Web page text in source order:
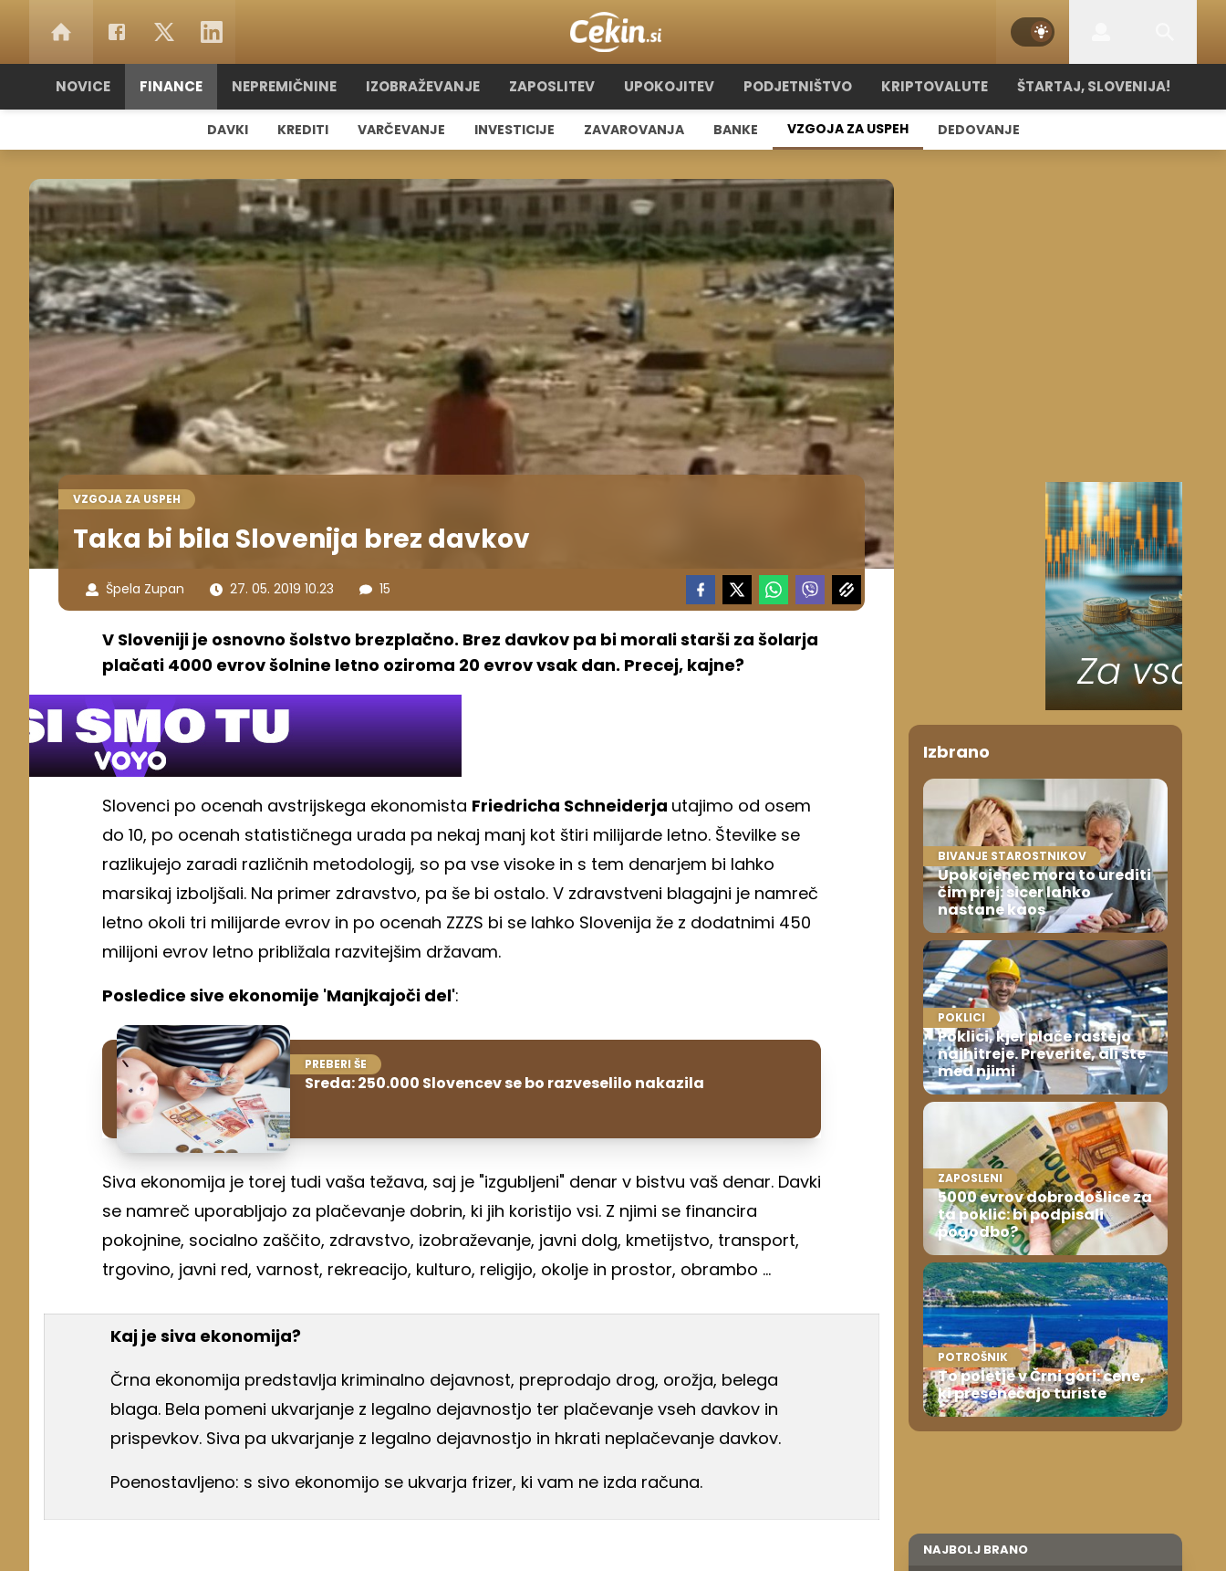
NOVICE FINANCE NEPREMIČNINE IZOBRAŽEVANJE ZAPOSLITEV UPOKOJITEV PODJETNIŠTVO KRIPTOVALUTE ŠTARTAJ, SLOVENIJA!
DAVKI KREDITI VARČEVANJE INVESTICIJE ZAVAROVANJA BANKE VZGOJA ZA USPEH DEDOVANJE
VZGOJA ZA USPEH
Taka bi bila Slovenija brez davkov
Špela Zupan 27. 05. 2019 10.23 15
V Sloveniji je osnovno šolstvo brezplačno. Brez davkov pa bi morali starši za šolarja
plačati 4000 evrov šolnine letno oziroma 20 evrov vsak dan. Precej, kajne?
Slovenci po ocenah avstrijskega ekonomista Friedricha Schneiderja utajimo od osem
do 10, po ocenah statističnega urada pa nekaj manj kot štiri milijarde letno. Številke se
razlikujejo zaradi različnih metodologij, so pa vse visoke in s tem denarjem bi lahko
marsikaj izboljšali. Na primer zdravstvo, pa še bi ostalo. V zdravstveni blagajni je namreč
letno okoli tri milijarde evrov in po ocenah ZZZS bi se lahko Slovenija že z dodatnimi 450
milijoni evrov letno približala razvitejšim državam.
Posledice sive ekonomije 'Manjkajoči del':
PREBERI ŠE
Sreda: 250.000 Slovencev se bo razveselilo nakazila
Siva ekonomija je torej tudi vaša težava, saj je "izgubljeni" denar v bistvu vaš denar. Davki
se namreč uporabljajo za plačevanje dobrin, ki jih koristijo vsi. Z njimi se financira
pokojnine, socialno zaščito, zdravstvo, izobraževanje, javni dolg, kmetijstvo, transport,
trgovino, javni red, varnost, rekreacijo, kulturo, religijo, okolje in prostor, obrambo ...
Kaj je siva ekonomija?
Črna ekonomija predstavlja kriminalno dejavnost, preprodajo drog, orožja, belega
blaga. Bela pomeni ukvarjanje z legalno dejavnostjo ter plačevanje vseh davkov in
prispevkov. Siva pa ukvarjanje z legalno dejavnostjo in hkrati neplačevanje davkov.
Poenostavljeno: s sivo ekonomijo se ukvarja frizer, ki vam ne izda računa.
Izbrano
BIVANJE STAROSTNIKOV
Upokojenec mora to urediti
čim prej: sicer lahko
nastane kaos
POKLICI
Poklici, kjer plače rastejo
najhitreje. Preverite, ali ste
med njimi
ZAPOSLENI
5000 evrov dobrodošlice za
ta poklic: bi podpisali
pogodbo?
POTROŠNIK
To poletje v Črni gori: cene,
ki presenečajo turiste
NAJBOLJ BRANO